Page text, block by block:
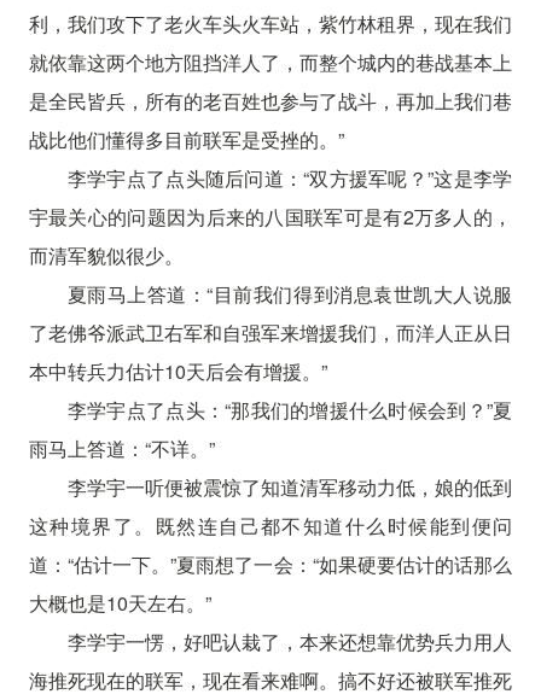
利，我们攻下了老火车头火车站，紫竹林租界，现在我们
就依靠这两个地方阻挡洋人了，而整个城内的巷战基本上
是全民皆兵，所有的老百姓也参与了战斗，再加上我们巷
战比他们懂得多目前联军是受挫的。”
李学宇点了点头随后问道：“双方援军呢？”这是李学
宇最关心的问题因为后来的八国联军可是有2万多人的，
而清军貌似很少。
夏雨马上答道：“目前我们得到消息袁世凯大人说服
了老佛爷派武卫右军和自强军来增援我们，而洋人正从日
本中转兵力估计10天后会有增援。”
李学宇点了点头：“那我们的增援什么时候会到？”夏
雨马上答道：“不详。”
李学宇一听便被震惊了知道清军移动力低，娘的低到
这种境界了。既然连自己都不知道什么时候能到便问
道：“估计一下。”夏雨想了一会：“如果硬要估计的话那么
大概也是10天左右。”
李学宇一愣，好吧认栽了，本来还想靠优势兵力用人
海推死现在的联军，现在看来难啊。搞不好还被联军推死